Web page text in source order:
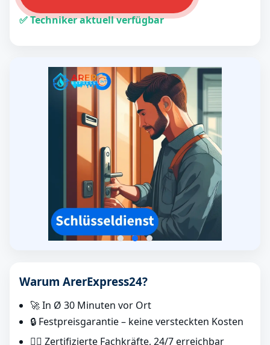
✅ Techniker aktuell verfügbar
Warum ArerExpress24?
🚀 In Ø 30 Minuten vor Ort
🔒 Festpreisgarantie – keine versteckten Kosten
👷‍♂️ Zertifizierte Fachkräfte, 24/7 erreichbar